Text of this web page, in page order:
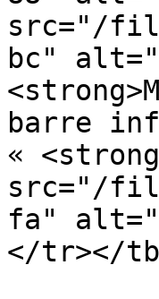
src="/
bc"
barre
«
src="/
fa"
</tr></